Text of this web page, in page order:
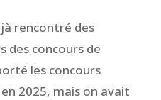
rencontré des
des concours de
les concours
2025, mais on avait